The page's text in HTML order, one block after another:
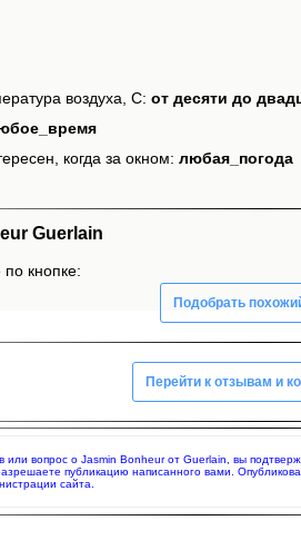
воздуха, С: от десяти до
когда за окном: любая_погода
Guerlain
кнопке:
Подобрать
Перейти к отзывам и
вопрос о Jasmin Bonheur от Guerlain, вы
публикацию написанного вами.
сайта.